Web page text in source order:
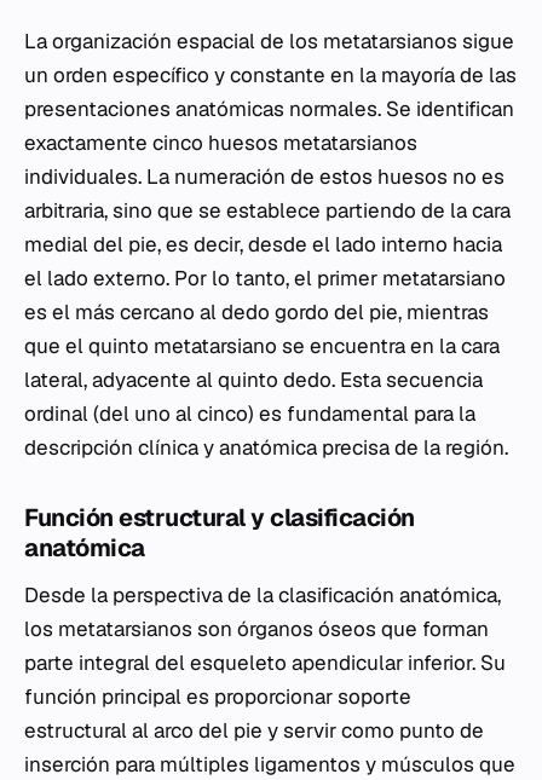
La organización espacial de los metatarsianos sigue
un orden específico y constante en la mayoría de las
presentaciones anatómicas normales. Se identifican
exactamente cinco huesos metatarsianos
individuales. La numeración de estos huesos no es
arbitraria, sino que se establece partiendo de la cara
medial del pie, es decir, desde el lado interno hacia
el lado externo. Por lo tanto, el primer metatarsiano
es el más cercano al dedo gordo del pie, mientras
que el quinto metatarsiano se encuentra en la cara
lateral, adyacente al quinto dedo. Esta secuencia
ordinal (del uno al cinco) es fundamental para la
descripción clínica y anatómica precisa de la región.
Función estructural y clasificación
anatómica
Desde la perspectiva de la clasificación anatómica,
los metatarsianos son órganos óseos que forman
parte integral del esqueleto apendicular inferior. Su
función principal es proporcionar soporte
estructural al arco del pie y servir como punto de
inserción para múltiples ligamentos y músculos que